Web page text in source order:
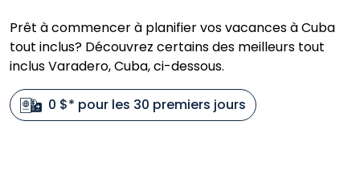
Prêt à commencer à planifier vos vacances à Cuba
tout inclus? Découvrez certains des meilleurs tout
inclus Varadero, Cuba, ci-dessous.
0 $* pour les 30 premiers jours